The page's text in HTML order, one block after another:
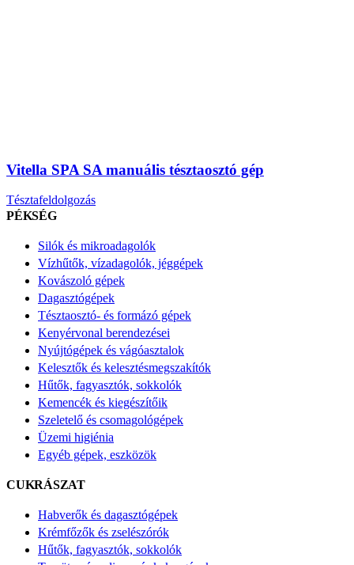
Vitella SPA SA manuális tésztaosztó gép
Tésztafeldolgozás
PÉKSÉG
Silók és mikroadagolók
Vízhűtők, vízadagolók, jéggépek
Kovászoló gépek
Dagasztógépek
Tésztaosztó- és formázó gépek
Kenyérvonal berendezései
Nyújtógépek és vágóasztalok
Kelesztők és kelesztésmegszakítók
Hűtők, fagyasztók, sokkolók
Kemencék és kiegészítőik
Szeletelő és csomagológépek
Üzemi higiénia
Egyéb gépek, eszközök
CUKRÁSZAT
Habverők és dagasztógépek
Krémfőzők és zselészórók
Hűtők, fagyasztók, sokkolók